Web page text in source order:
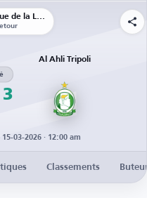
Premier League de la Libye
3
Al Ahli Tripoli
03-2026 · 12:00 am
Classements